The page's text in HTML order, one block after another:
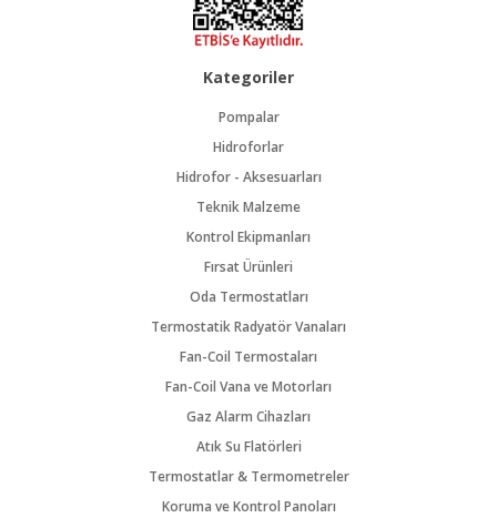
Kategoriler
Pompalar
Hidroforlar
Hidrofor - Aksesuarları
Teknik Malzeme
Kontrol Ekipmanları
Fırsat Ürünleri
Oda Termostatları
Termostatik Radyatör Vanaları
Fan-Coil Termostaları
Fan-Coil Vana ve Motorları
Gaz Alarm Cihazları
Atık Su Flatörleri
Termostatlar & Termometreler
Koruma ve Kontrol Panoları